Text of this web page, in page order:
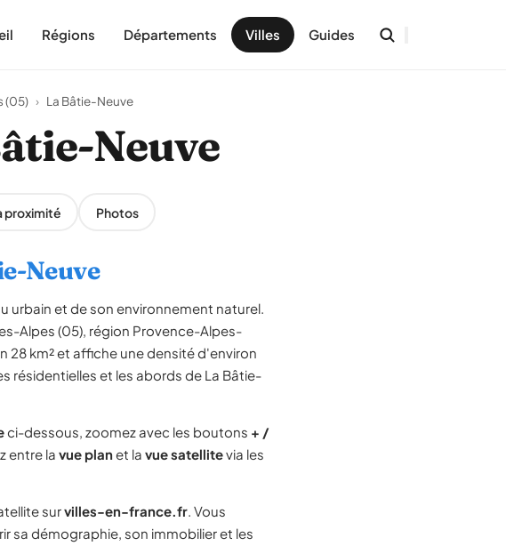
Régions Départements Villes Guides
(05) › La Bâtie-Neuve
Neuve
proximité Photos
Neuve
urbain et de son environnement naturel.
Alpes (05), région Provence-Alpes-
28 km² et affiche une densité d'environ
résidentielles et les abords de La Bâtie-
ci-dessous, zoomez avec les boutons + /
entre la vue planet la vue satellitevia les
survilles-en-france.fr. Vous
sa démographie, son immobilier et les